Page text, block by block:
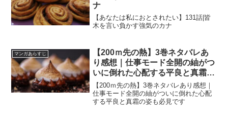
ナ
【あなたは私におとされたい】131話|皆
木を言い負かす強気のカナ
マンガあらすじ
【200ｍ先の熱】3巻ネタバレあ
り感想｜仕事モード全開の紬がつ
いに倒れた心配する平良と真霜の
姿も必見です
【200ｍ先の熱】3巻ネタバレあり感想｜
仕事モード全開の紬がついに倒れた心配
する平良と真霜の姿も必見です